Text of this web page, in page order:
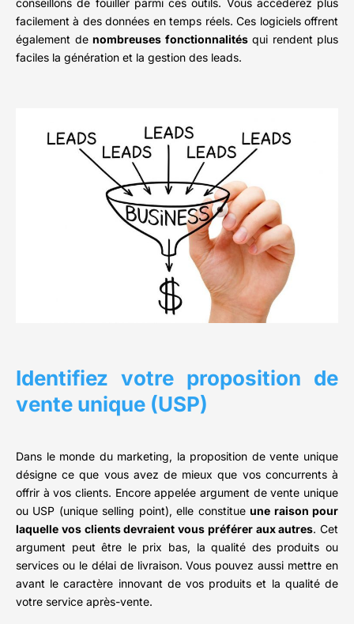
conseillons de fouiller parmi ces outils. Vous accéderez plus
facilement à des données en temps réels. Ces logiciels offrent
également de nombreuses fonctionnalitésqui rendent plus
faciles la génération et la gestion des leads.
Identifiez votre proposition de
vente unique (USP)
Dans le monde du marketing, la proposition de vente unique
désigne ce que vous avez de mieux que vos concurrents à
offrir à vos clients. Encore appelée argument de vente unique
ou USP (unique selling point), elle constitueune raison pour
laquelle vos clients devraient vous préférer aux autres. Cet
argument peut être le prix bas, la qualité des produits ou
services ou le délai de livraison. Vous pouvez aussi mettre en
avant le caractère innovant de vos produits et la qualité de
votre service après-vente.